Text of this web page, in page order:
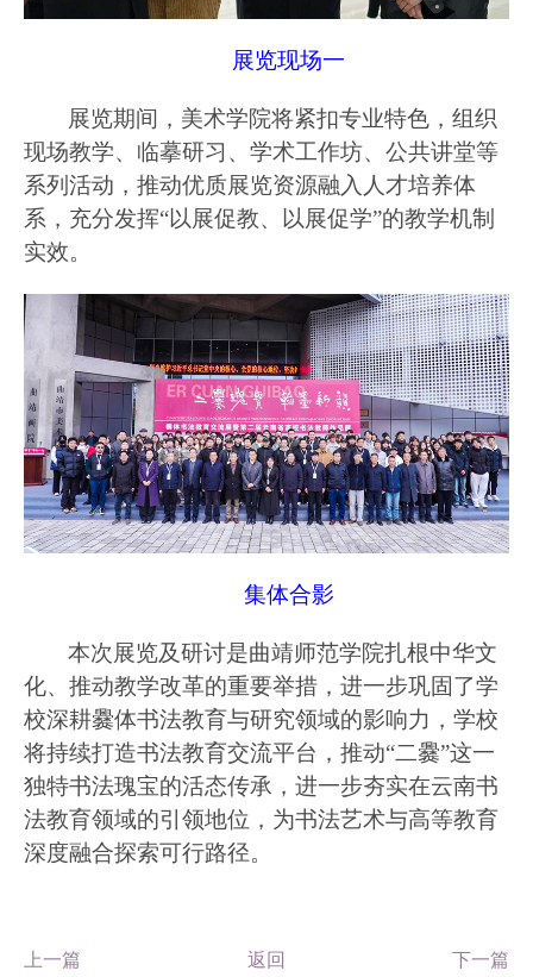
展览现场一
展览期间，美术学院将紧扣专业特色，组织
现场教学、临摹研习、学术工作坊、公共讲堂等
系列活动，推动优质展览资源融入人才培养体
系，充分发挥“以展促教、以展促学”的教学机制
实效。
集体合影
本次展览及研讨是曲靖师范学院扎根中华文
化、推动教学改革的重要举措，进一步巩固了学
校深耕爨体书法教育与研究领域的影响力，学校
将持续打造书法教育交流平台，推动“二爨”这一
独特书法瑰宝的活态传承，进一步夯实在云南书
法教育领域的引领地位，为书法艺术与高等教育
深度融合探索可行路径。
上一篇 返回 下一篇